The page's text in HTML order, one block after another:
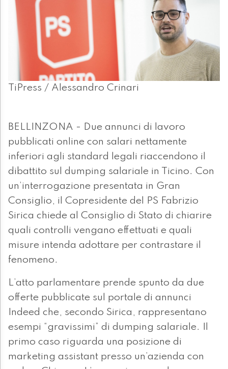
TiPress / Alessandro Crinari
BELLINZONA - Due annunci di lavoro
pubblicati online con salari nettamente
inferiori agli standard legali riaccendono il
dibattito sul dumping salariale in Ticino. Con
un’interrogazione presentata in Gran
Consiglio, il Copresidente del PS Fabrizio
Sirica chiede al Consiglio di Stato di chiarire
quali controlli vengano effettuati e quali
misure intenda adottare per contrastare il
fenomeno.
L’atto parlamentare prende spunto da due
offerte pubblicate sul portale di annunci
Indeed che, secondo Sirica, rappresentano
esempi “gravissimi” di dumping salariale. Il
primo caso riguarda una posizione di
marketing assistant presso un’azienda con